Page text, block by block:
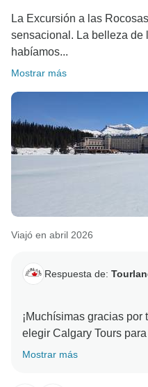
relajarte y disfrutar de
nacionales de Banff,
un auténtico honor para
bienvenida en el futuro
La Excursión a las
sensacional. La belleza de
habíamos...
Mostrar más
Viajó en abril 2026
Respuesta de:
¡Muchísimas gracias
elegir Calgary Tours
Montañas Rocosas del
Mostrar más